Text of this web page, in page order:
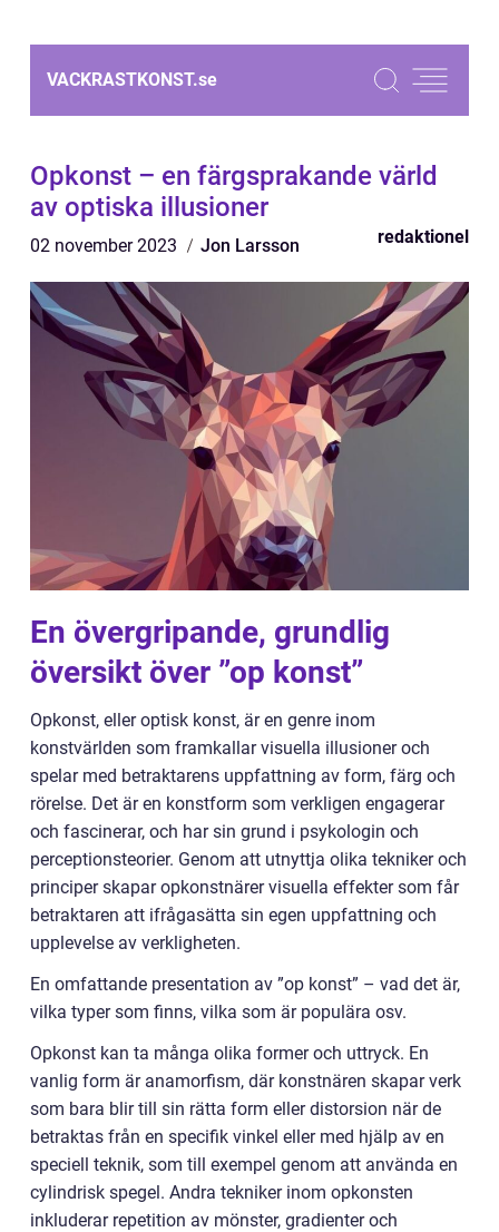
VACKRASTKONST.se
Opkonst – en färgsprakande värld
av optiska illusioner
02 november 2023 Jon Larsson redaktionel
En övergripande, grundlig
översikt över ”op konst”
Opkonst, eller optisk konst, är en genre inom
konstvärlden som framkallar visuella illusioner och
spelar med betraktarens uppfattning av form, färg och
rörelse. Det är en konstform som verkligen engagerar
och fascinerar, och har sin grund i psykologin och
perceptionsteorier. Genom att utnyttja olika tekniker och
principer skapar opkonstnärer visuella effekter som får
betraktaren att ifrågasätta sin egen uppfattning och
upplevelse av verkligheten.
En omfattande presentation av ”op konst” – vad det är,
vilka typer som finns, vilka som är populära osv.
Opkonst kan ta många olika former och uttryck. En
vanlig form är anamorfism, där konstnären skapar verk
som bara blir till sin rätta form eller distorsion när de
betraktas från en specifik vinkel eller med hjälp av en
speciell teknik, som till exempel genom att använda en
cylindrisk spegel. Andra tekniker inom opkonsten
inkluderar repetition av mönster, gradienter och